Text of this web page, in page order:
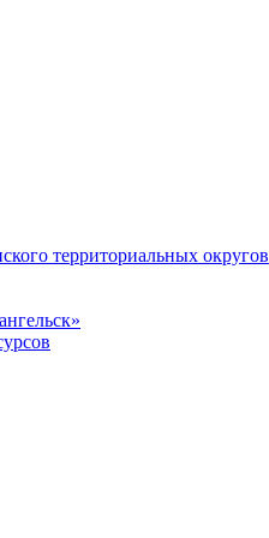
территориальных округов